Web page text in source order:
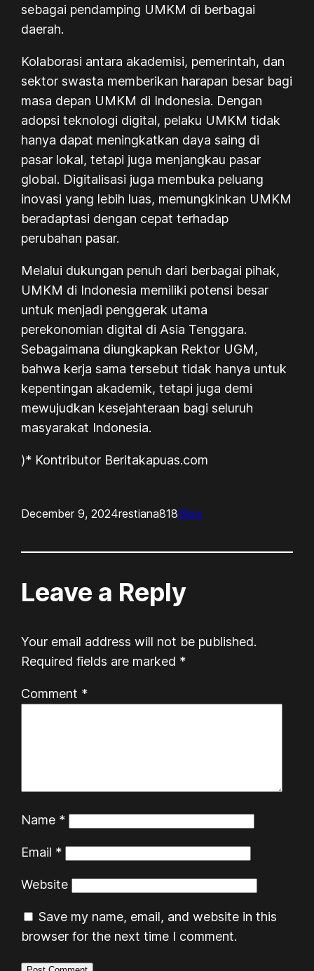
sebagai pendamping UMKM di berbagai
daerah.
Kolaborasi antara akademisi, pemerintah, dan
sektor swasta memberikan harapan besar bagi
masa depan UMKM di Indonesia. Dengan
adopsi teknologi digital, pelaku UMKM tidak
hanya dapat meningkatkan daya saing di
pasar lokal, tetapi juga menjangkau pasar
global. Digitalisasi juga membuka peluang
inovasi yang lebih luas, memungkinkan UMKM
beradaptasi dengan cepat terhadap
perubahan pasar.
Melalui dukungan penuh dari berbagai pihak,
UMKM di Indonesia memiliki potensi besar
untuk menjadi penggerak utama
perekonomian digital di Asia Tenggara.
Sebagaimana diungkapkan Rektor UGM,
bahwa kerja sama tersebut tidak hanya untuk
kepentingan akademik, tetapi juga demi
mewujudkan kesejahteraan bagi seluruh
masyarakat Indonesia.
)* Kontributor Beritakapuas.com
December 9, 2024restiana818Blog
Leave a Reply
Your email address will not be published.
Required fields are marked *
Comment *
Name *
Email *
Website
Save my name, email, and website in this
browser for the next time I comment.